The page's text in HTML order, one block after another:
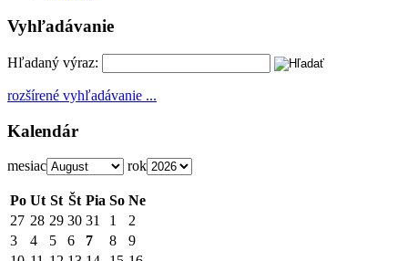
Vyhľadávanie
Hľadaný výraz:
rozšírené vyhľadávanie ...
Kalendár
mesiac rok
Po Ut St Št Pia So Ne
27 28 29 30 31 1
2
3
4 5 6 7 8
9